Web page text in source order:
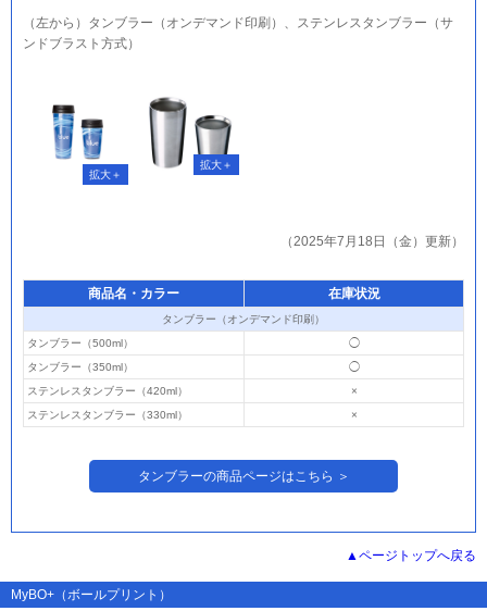
（左から）タンブラー（オンデマンド印刷）、ステンレスタンブラー（サ
ンドブラスト方式）
（2025年7月18日（金）更新）
商品名・カラー 在庫状況
タンブラー（オンデマンド印刷）
タンブラー（500ml）
◯
タンブラー（350ml）
◯
ステンレスタンブラー（420ml）
×
ステンレスタンブラー（330ml）
×
タンブラーの商品ページはこちら ＞
ページトップへ戻る
MyBO+（ボールプリント）